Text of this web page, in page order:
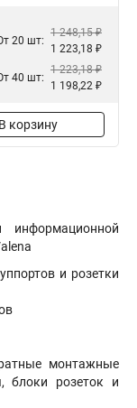
20 шт:
1 248,15 ₽
1 223,18 ₽
40 шт:
1 223,18 ₽
1 198,22 ₽
В корзину
информационной
и розетки
монтажные
блоки розеток и